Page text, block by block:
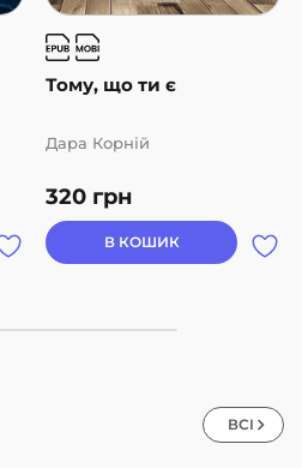
Тому, що ти є
320 грн
Дара Корній
В КОШИК
ВСІ